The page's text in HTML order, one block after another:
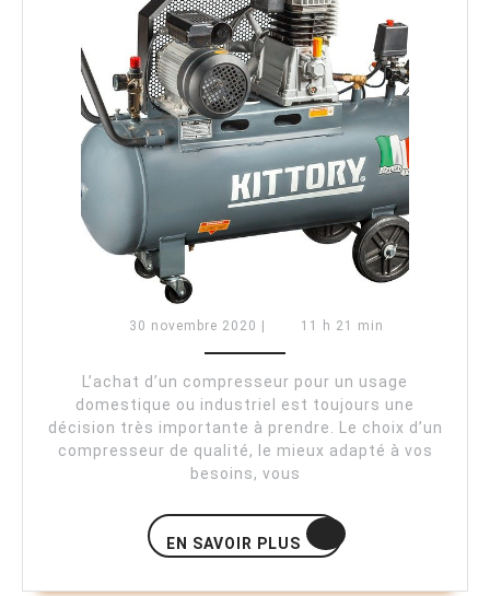
d’un
pour
vos
de
en
30 novembre 2020 30
11 h 21 min
L’achat d’un compresseur pour un usage
domestique ou industriel est toujours une
décision très importante à prendre. Le choix d’un
compresseur de qualité, le mieux adapté à vos
besoins, vous
EN SAVOIR PLUS
EN
SAVOIR